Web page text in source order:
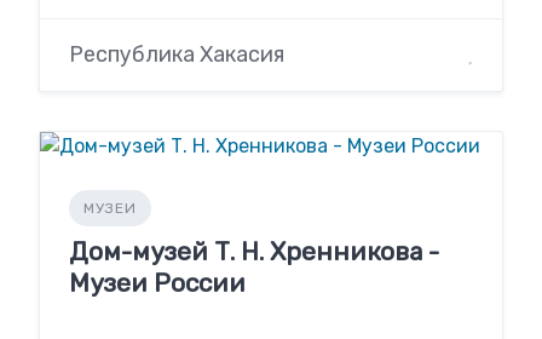
Республика Хакасия
МУЗЕИ
Дом-музей Т. Н. Хренникова -
Музеи России